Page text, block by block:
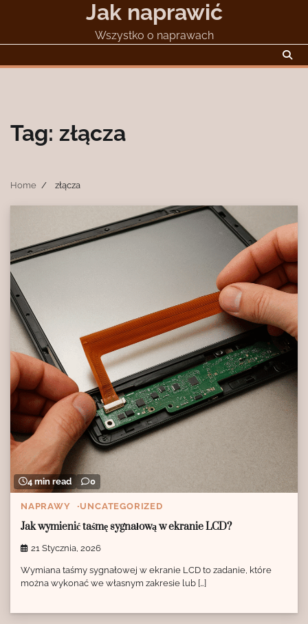
Jak naprawić
Wszystko o naprawach
Tag: złącza
Home złącza
4 min read 0
NAPRAWY UNCATEGORIZED
Jak wymienić taśmę sygnałową w ekranie LCD?
21 Stycznia, 2026
Wymiana taśmy sygnałowej w ekranie LCD to zadanie, które
można wykonać we własnym zakresie lub […]